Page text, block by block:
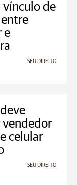
vínculo de
e
SEU DIREITO
vendedor
celular
SEU DIREITO